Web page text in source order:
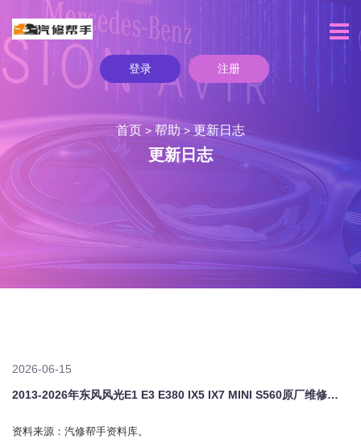
登录 注册
首页 > 帮助>更新日志
更新日志
2026-06-15
2013-2026年东风风光E1 E3 E380 IX5 IX7 MINI S560原厂维修手册电路图资料、维修资料、汽修资料库、正时资料、螺丝扭力、拆装步骤、故障码、针脚定义、保险盒图解、发动机大修资料、变速箱维修资料、底盘维修图纸、车身线路图、传感器线路图、数据流资料、线束走向图、继电器位置图、空调维修图纸、车身控制模块资料、发动机正时图解、大修装配数据、通病故障案例、新能源高压电路图、混动维
资料来源：汽修帮手资料库。